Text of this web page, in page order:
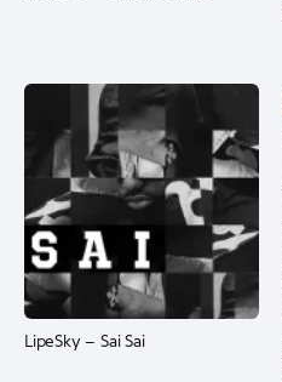
LipeSky – Sai Sai